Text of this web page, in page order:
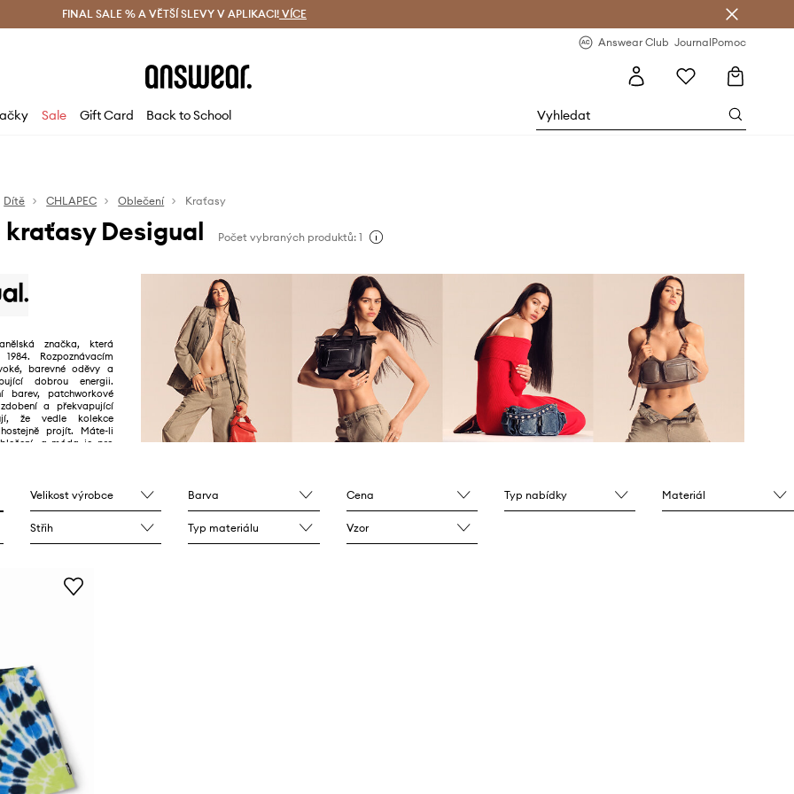
zdarma (od 1800 Kč) Doručení i do 24 h
FINAL SALE % A VĚTŠÍ SLEVY V APLIKACI! VÍCE
Answear Club JournalPomoc
Sale Gift Card Back to School
Dítě CHLAPEC Oblečení Kraťasy
Desigual Počet vybraných produktů: 1
značka, která
Rozpoznávacím
barevné oděvy a
dobrou energii.
barev, patchworkové
a překvapující
že vedle kolekce
projít. Máte-li
a móda je pro
Velikost výrobce Barva Cena Typ nabídky Materiál
Střih Typ materiálu Vzor